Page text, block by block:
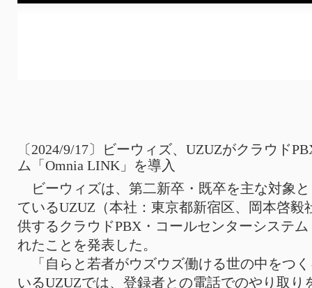
〔2024/9/17〕ビーウィズ、UZUZがクラウド
ム「Omnia LINK」を導入
ビーウィズは、第二新卒・既卒を主な対象
ているUZUZ（本社：東京都新宿区、岡本啓毅
供するクラウドPBX・コールセンターシステ
れたことを発表した。
「自らと若者がウズウズ働ける世の中をつ
いるUZUZでは、登録者との電話でのやり取り